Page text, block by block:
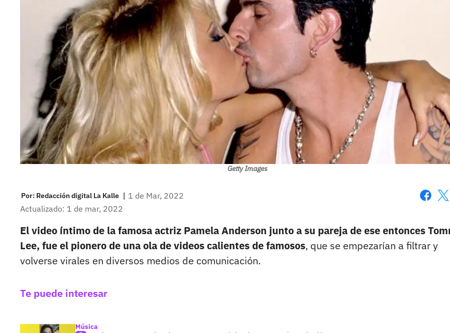
Getty Images
Por: Redacción digital La Kalle | 1 de Mar, 2022
Actualizado: 1 de mar, 2022
El video íntimo de la famosa actriz Pamela Anderson junto a su pareja de ese entonces
Lee, fue el pionero de una ola de videos calientes de famosos, que se empezarían a filtrar y
volverse virales en diversos medios de comunicación.
Te puede interesar
Música